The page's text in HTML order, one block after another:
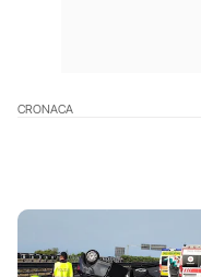
CRONACA